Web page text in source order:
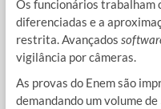
Os funcionários trabalham
diferenciadas e a
restrita. Avançados
vigilância por câmeras.
As provas do Enem são
demandando um volume